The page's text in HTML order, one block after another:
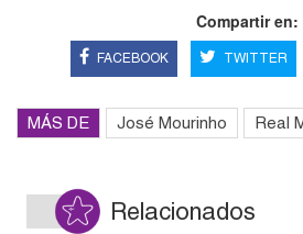
Compartir en:
FACEBOOK TWITTER
MÁS DE José Mourinho Real
Relacionados